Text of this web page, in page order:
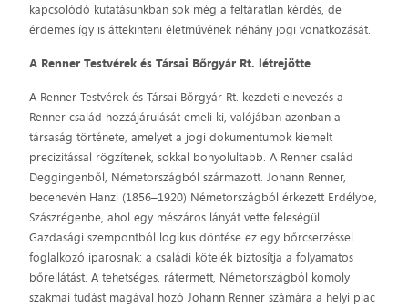
kapcsolódó kutatásunkban sok még a feltáratlan kérdés, de
érdemes így is áttekinteni életművének néhány jogi vonatkozását.
A Renner Testvérek és Társai Bőrgyár Rt. létrejötte
A Renner Testvérek és Társai Bőrgyár Rt. kezdeti elnevezés a
Renner család hozzájárulását emeli ki, valójában azonban a
társaság története, amelyet a jogi dokumentumok kiemelt
precizitással rögzítenek, sokkal bonyolultabb. A Renner család
Deggingenből, Németországból származott. Johann Renner,
becenevén Hanzi (1856–1920) Németországból érkezett Erdélybe,
Szászrégenbe, ahol egy mészáros lányát vette feleségül.
Gazdasági szempontból logikus döntése ez egy bőrcserzéssel
foglalkozó iparosnak: a családi kötelék biztosítja a folyamatos
bőrellátást. A tehetséges, rátermett, Németországból komoly
szakmai tudást magával hozó Johann Renner számára a helyi piac